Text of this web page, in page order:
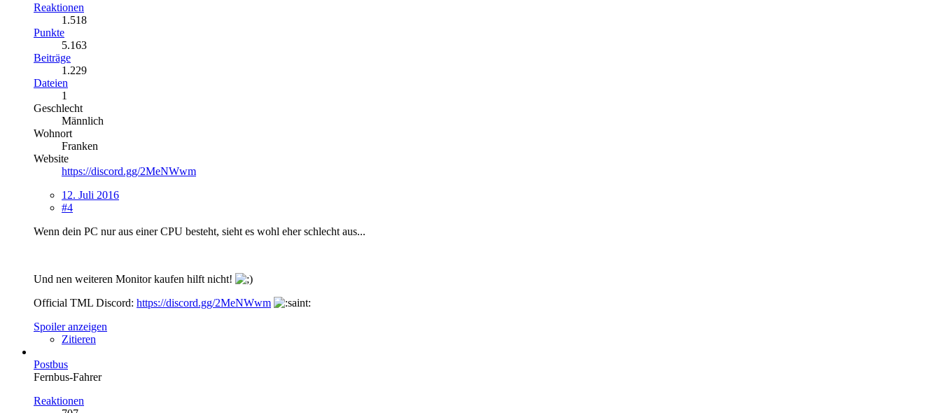
Reaktionen
1.518
Punkte
5.163
Beiträge
1.229
Dateien
1
Geschlecht
Männlich
Wohnort
Franken
Website
https://discord.gg/2MeNWwm
12. Juli 2016
#4
Wenn dein PC nur aus einer CPU besteht, sieht es wohl eher schlecht aus...
Und nen weiteren Monitor kaufen hilft nicht!
Official TML Discord: https://discord.gg/2MeNWwm
Spoiler anzeigen
Zitieren
Postbus
Fernbus-Fahrer
Reaktionen